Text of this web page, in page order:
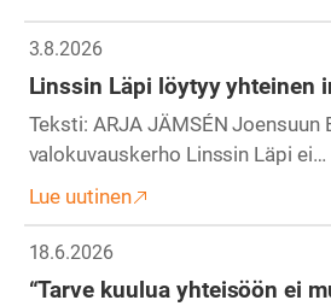
3.8.2026
Linssin Läpi löytyy yhteinen
Teksti: ARJA JÄMSÉN Joensuun
valokuvauskerho Linssin Läpi ei…
Lue uutinen
18.6.2026
“Tarve kuulua yhteisöön ei